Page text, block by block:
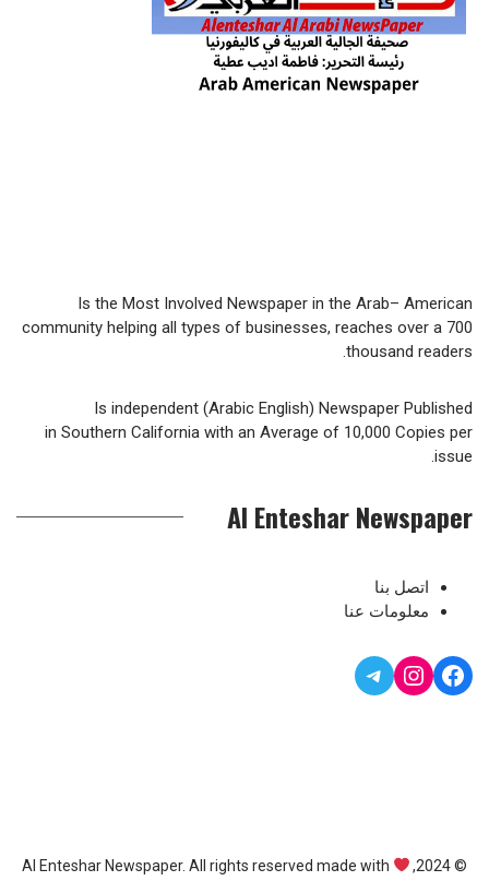
Is the Most Involved Newspaper in the Arab– American
community helping all types of businesses, reaches over a 700
thousand readers.
Is independent (Arabic English) Newspaper Published
in Southern California with an Average of 10,000 Copies per
issue.
Al Enteshar Newspaper
اتصل بنا
معلومات عنا
Facebook
Instagram
Telegram
© 2024, Al Enteshar Newspaper. All rights reserved made with